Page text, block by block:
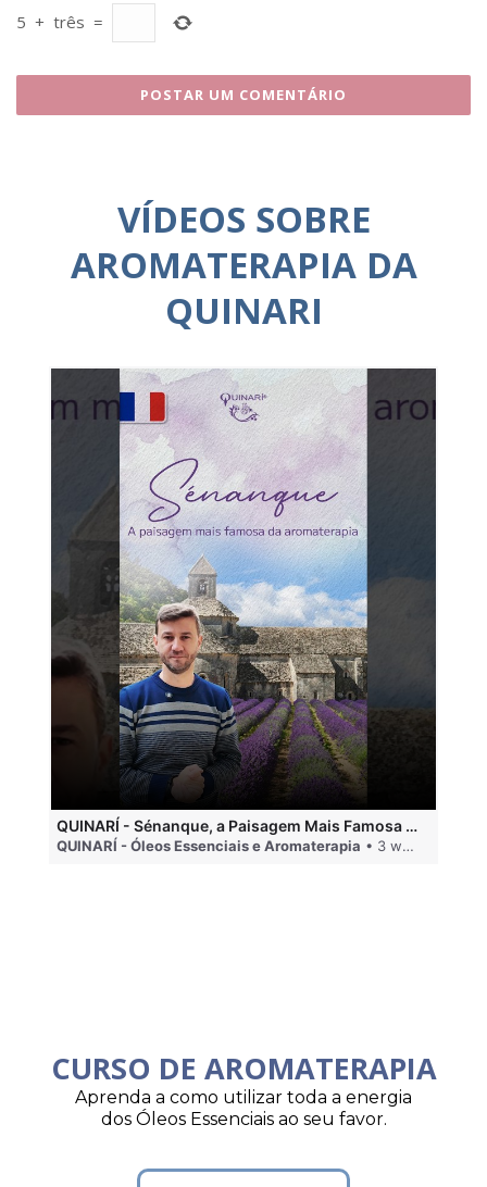
5 + três =
VÍDEOS SOBRE
AROMATERAPIA DA
QUINARI
QUINARÍ - Sénanque, a Paisagem Mais Famosa da Aromaterapia
QUINARÍ - Óleos Essenciais e Aromaterapia • 3 weeks ago
CURSO DE AROMATERAPIA
Aprenda a como utilizar toda a energia
dos Óleos Essenciais ao seu favor.